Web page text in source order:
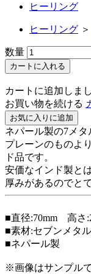
ヒーリング
ヒーリング ＞
数量
カートに入れる
カートに追加しまし
お買い物を続ける
お気に入りに追加
ネパール製の7メタ
プレーンのものよ
ド品です。
安価なインド製と
厚みがあるのでと
■直径:70mm 高さ
■素材:セブンメタ
■ネパール製
※画像はサンプルで